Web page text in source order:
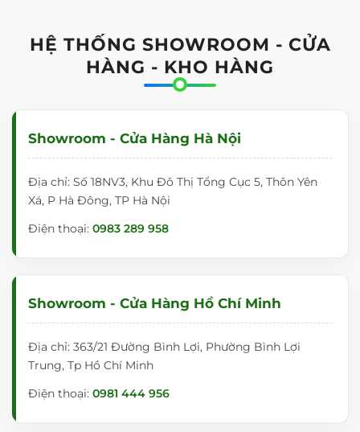
Tên sản
Hệ Bảng Trượt Liền
Khối 2 Lớp 4 bảng Dạy
Học
Nhãn
hiệu
VADOTO
HỆ THỐNG SHOWROOM - CỬA
HÀNG - KHO HÀNG
Showroom - Cửa Hàng Hà Nội
Địa chỉ: Số 18NV3, Khu Đô Thị Tổng Cục 5, Thôn Yên
Xá, P Hà Đông, TP Hà Nội
Điện thoại: 0983 289 958
Showroom - Cửa Hàng Hồ Chí Minh
Địa chỉ: 363/21 Đường Bình Lợi, Phường Bình Lợi
Trung, Tp Hồ Chí Minh
Điện thoại: 0981 444 956